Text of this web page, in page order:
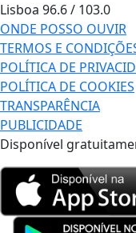
Lisboa 96.6 / 103.0
ONDE POSSO OUVIR
TERMOS E
POLÍTICA DE
POLÍTICA DE COOKIES
TRANSPARÊNCIA
PUBLICIDADE
Disponível